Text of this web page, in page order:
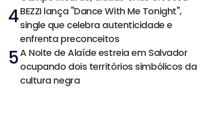
4BEZZI lança "Dance With Me Tonight",
single que celebra autenticidade e
enfrenta preconceitos
5A Noite de Alaíde estreia em Salvador
ocupando dois territórios simbólicos da
cultura negra